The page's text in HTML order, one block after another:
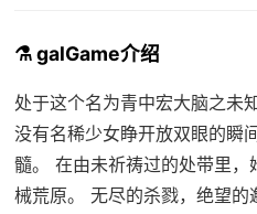
⚗️ galGame介绍
处于这个名为青中宏大脑之
没有名稀少女睁开放双眼的瞬
髓。 在由未祈祷过的处带里
械荒原。 无尽的杀戮，绝望